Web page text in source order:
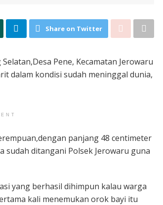
Share on Twitter
Pene, Kecamatan Jerowaru
dalam kondisi sudah meninggal dunia,
panjang 48 centimeter
sudah ditangani Polsek Jerowaru guna
yang berhasil dihimpun kalau ‎warga
kali menemukan orok bayi itu